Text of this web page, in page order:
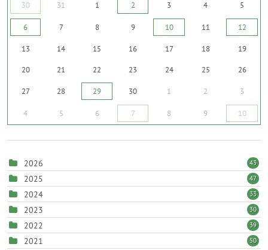
30 31 1 2 3 4 5
6 7 8 9 10 11 12
13 14 15 16 17 18 19
20 21 22 23 24 25 26
27 28 29 30 1 2 3
4 5 6 7 8 9 10
2026 43
2025 47
2024 33
2023 30
2022 39
2021 50